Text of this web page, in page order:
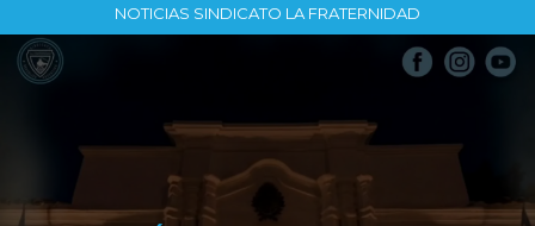
NOTICIAS SINDICATO LA FRATERNIDAD